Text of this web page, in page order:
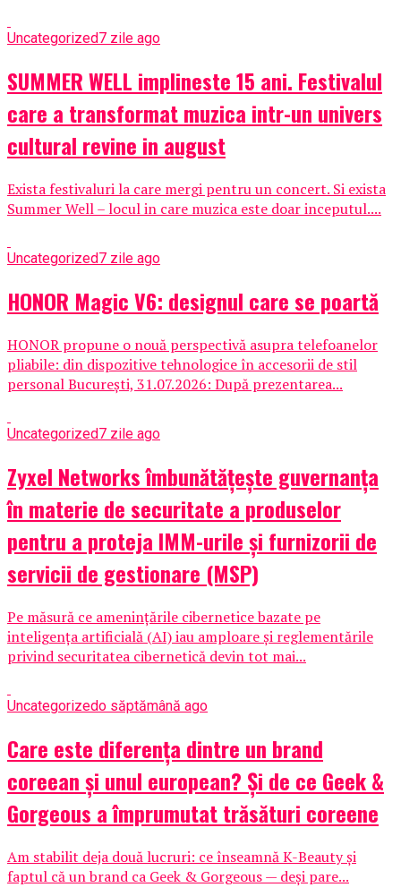
Uncategorized7 zile ago
SUMMER WELL implineste 15 ani. Festivalul
care a transformat muzica intr-un univers
cultural revine in august
Exista festivaluri la care mergi pentru un concert. Si exista
Summer Well – locul in care muzica este doar inceputul....
Uncategorized7 zile ago
HONOR Magic V6: designul care se poartă
HONOR propune o nouă perspectivă asupra telefoanelor
pliabile: din dispozitive tehnologice în accesorii de stil
personal București, 31.07.2026: După prezentarea...
Uncategorized7 zile ago
Zyxel Networks îmbunătățește guvernanța
în materie de securitate a produselor
pentru a proteja IMM-urile și furnizorii de
servicii de gestionare (MSP)
Pe măsură ce amenințările cibernetice bazate pe
inteligența artificială (AI) iau amploare și reglementările
privind securitatea cibernetică devin tot mai...
Uncategorizedo săptămână ago
Care este diferența dintre un brand
coreean și unul european? Și de ce Geek &
Gorgeous a împrumutat trăsături coreene
Am stabilit deja două lucruri: ce înseamnă K-Beauty și
faptul că un brand ca Geek & Gorgeous — deși pare...